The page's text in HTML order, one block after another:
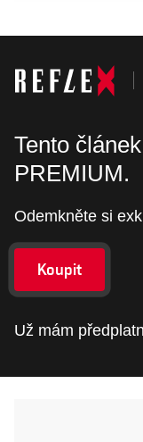
Tento
PREMIUM.
Odemkněte si
Koupit
Už mám